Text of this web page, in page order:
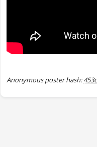
Anonymous poster hash: